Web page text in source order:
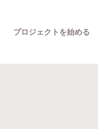
プロジェクトを始める